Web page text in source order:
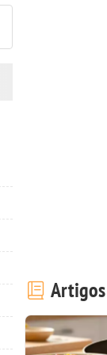
Artigos